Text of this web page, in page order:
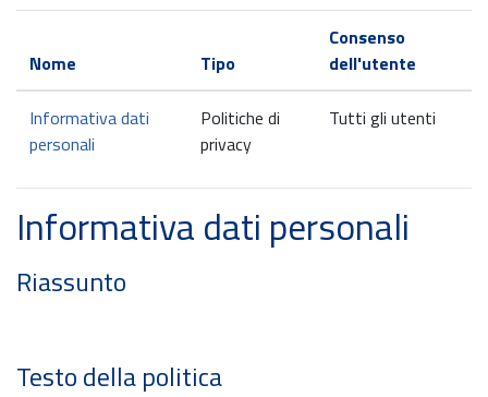
Nome Tipo
Consenso
dell'utente
Informativa dati
personali
Politiche di
privacy
Tutti gli utenti
Informativa dati personali
Riassunto
Testo della politica